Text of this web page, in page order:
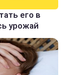
его в
урожай